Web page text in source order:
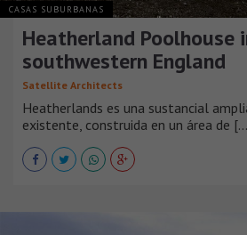
CASAS SUBURBANAS
Heatherland Poolhouse
southwestern England
Satellite Architects
Heatherlands es una sustancial
existente, construida en un área de